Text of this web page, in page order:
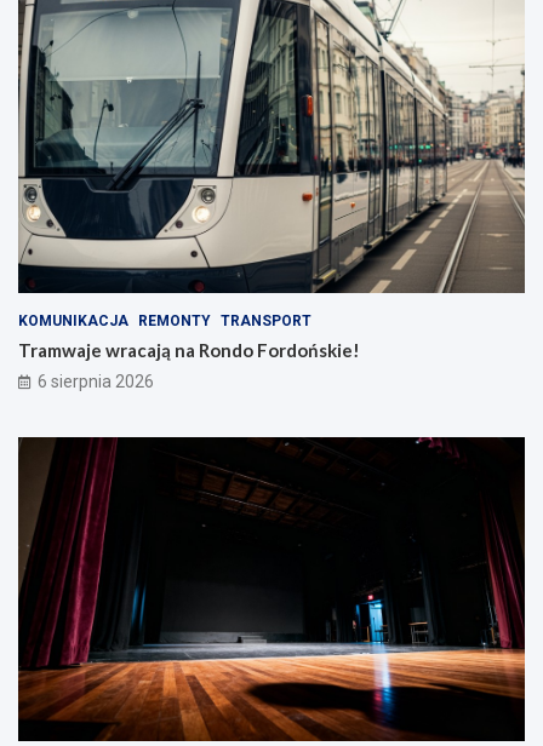
KOMUNIKACJA REMONTY TRANSPORT
Tramwaje wracają na Rondo Fordońskie!
6 sierpnia 2026